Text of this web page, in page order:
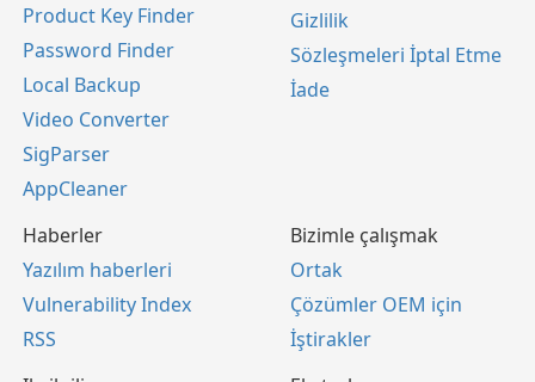
Product Key Finder
Password Finder
Local Backup
Video Converter
SigParser
AppCleaner
Gizlilik
Sözleşmeleri İptal Etme
İade
Haberler
Yazılım haberleri
Vulnerability Index
RSS
Bizimle çalışmak
Ortak
Çözümler OEM için
İştirakler